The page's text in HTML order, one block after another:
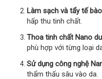
Làm sạch và tẩy tế
hấp thu tinh chất.
Thoa tinh chất Nano
phù hợp với từng loại
Sử dụng công nghệ
thẩm thấu sâu vào da.